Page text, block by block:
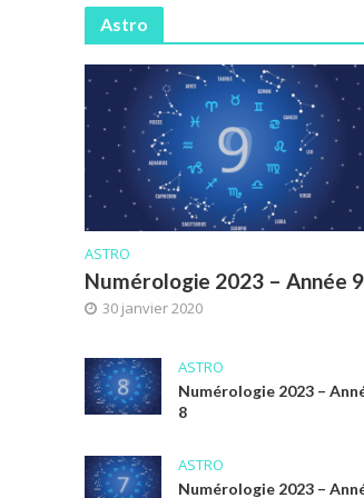
Astro
ASTRO
Numérologie 2023 – Année 9
30 janvier 2020
ASTRO
Numérologie 2023 –
8
ASTRO
Numérologie 2023 –